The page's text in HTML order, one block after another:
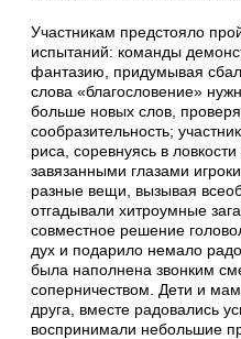
Участникам предстояло
испытаний: команды
фантазию, придумывая
слова «благословение»
больше новых слов,
сообразительность;
риса, соревнуясь в
завязанными глазами
разные вещи, вызывая
отгадывали хитроумные
совместное решение
дух и подарило немало
была наполнена звонким
соперничеством. Дети и
друга, вместе радовались
воспринимали небольшие